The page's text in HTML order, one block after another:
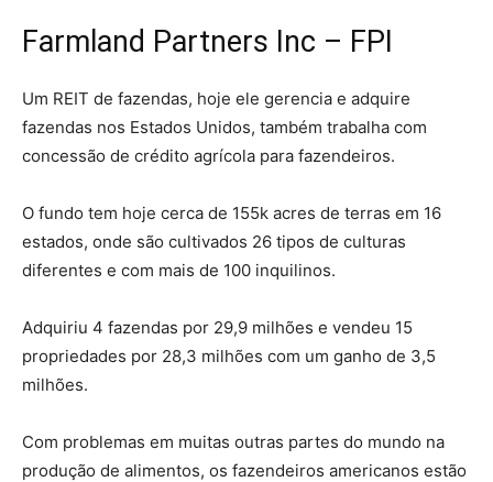
Farmland Partners Inc – FPI
Um REIT de fazendas, hoje ele gerencia e adquire
fazendas nos Estados Unidos, também trabalha com
concessão de crédito agrícola para fazendeiros.
O fundo tem hoje cerca de 155k acres de terras em 16
estados, onde são cultivados 26 tipos de culturas
diferentes e com mais de 100 inquilinos.
Adquiriu 4 fazendas por 29,9 milhões e vendeu 15
propriedades por 28,3 milhões com um ganho de 3,5
milhões.
Com problemas em muitas outras partes do mundo na
produção de alimentos, os fazendeiros americanos estão